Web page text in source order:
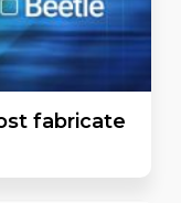
fabricate